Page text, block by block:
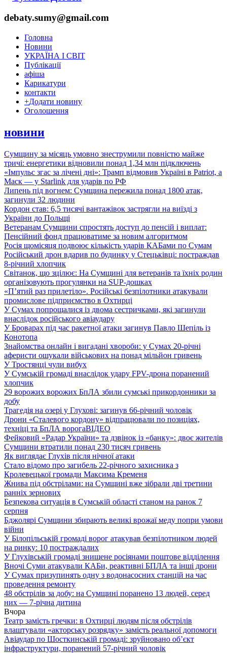
debaty.sumy@gmail.com
Головна
Новини
УКРАЇНА І СВІТ
Публікації
афіша
Карикатури
контакти
+Додати новину
Оголошення
новини
Сумщину за місяць умовно знеструмили повністю майже
тричі: енергетики відновили понад 1,34 млн підключень
«Імпульс згас за лічені дні»: Трамп відмовив Україні в Patriot, а
Маск — у Starlink для ударів по РФ
Липень під вогнем: Сумщина пережила понад 1800 атак,
загинули 32 людини
Кордон став: 6,5 тисячі вантажівок застрягли на виїзді з
України до Польщі
Ветеранам Сумщини спростять доступ до пенсій і виплат:
Пенсійний фонд працюватиме за новим алгоритмом
Росія щомісяця подвоює кількість ударів КАБами по Сумам
Російський дрон вдарив по будинку у Стецьківці: постраждав
8-річний хлопчик
Світанок, що зцілює: На Сумщині для ветеранів та їхніх родин
організовують прогулянки на SUP-дошках
«П’ятий раз прилетіло». Російські безпілотники атакували
промислове підприємство в Охтирці
У Сумах попрощалися із двома сестричками, які загинули
внаслідок російського авіаудару
У Броварах під час ракетної атаки загинув Павло Шепіль із
Конотопа
Знайомства онлайн і вигадані хвороби: у Сумах 20-річні
аферисти ошукали військових на понад мільйон гривень
У Тростянці чули вибух
У Сумській громаді внаслідок удару FPV-дрона поранений
хлопчик
29 ворожих ворожих БпЛА збили сумські прикордонники за
добу
Трагедія на озері у Глухові: загинув 66-річний чоловік
Дрони «Сталевого кордону» відпрацювали по позиціях,
техніці та БпЛА ворогаВІДЕО
Фейковий «Радар України» та дзвінок із «банку»: двоє жителів
Сумщини втратили понад 230 тисяч гривень
Як виглядає Глухів після нічної атаки
Стало відомо про загибель 22-річного захисника з
Кролевецької громади Максима Кременя
Жнива під обстрілами: на Сумщині вже зібрали дві третини
ранніх зернових
Безпекова ситуація в Сумській області станом на ранок 7
серпня
Бджолярі Сумщини збирають великі врожаї меду попри умови
війни
У Білопільській громаді ворог атакував безпілотником людей
на ринку: 10 постраждалих
У Глухівській громаді знищене росіянами поштове відділення
Вночі Суми атакували КАБи, реактивні БПЛА та інші дрони
У Сумах призупинять одну з водонасосних станцій на час
проведення ремонту
48 обстрілів за добу: на Сумщині поранено 13 людей, серед
них — 7-річна дитина
Вчора
Театр замість гречки: в Охтирці людям після обстрілів
влаштували «акторську розрядку» замість реальної допомоги
Авіаудар по Шосткинській громаді: зруйновано об’єкт
інфраструктури, поранений 57-річний чоловік